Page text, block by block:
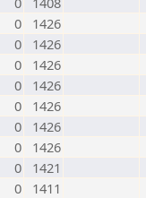
0
1426
0
1426
0
1426
0
1426
0
1426
0
1426
0
1426
0
1421
0
1411